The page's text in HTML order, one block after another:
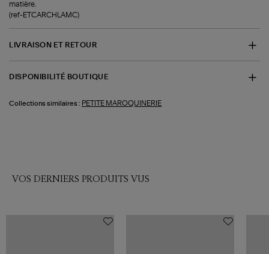
matière.
(ref-ETCARCHLAMC)
LIVRAISON ET RETOUR
DISPONIBILITÉ BOUTIQUE
Collections similaires : PETITE MAROQUINERIE
VOS DERNIERS PRODUITS VUS